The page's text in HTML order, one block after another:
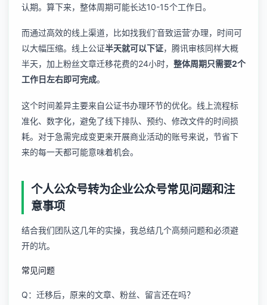
认期。算下来，整体周期可能长达10-15个工作日。
而通过高效的线上渠道，比如找我们‘音致运营’办理，时间可
以大幅压缩。线上公证半天就可以下证，腾讯审核同样大概
半天，加上粉丝文章迁移花费的24小时， 整体周期只需要2个
工作日左右即可完成。
这个时间差异主要来自公证书办理环节的优化。线上流程标
准化、数字化，避免了线下排队、预约、修改文件的时间损
耗。对于急需完成变更来开展商业活动的账号来说，节省下
来的每一天都可能意味着机会。
个人公众号转为企业公众号常见问题和注
意事项
结合我们团队这几年的实操，我总结几个高频问题和必须避
开的坑。
常见问题
Q：迁移后，原来的文章、粉丝、留言还在吗？